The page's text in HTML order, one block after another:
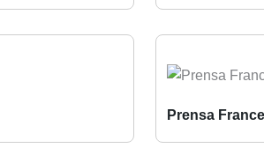
Prensa